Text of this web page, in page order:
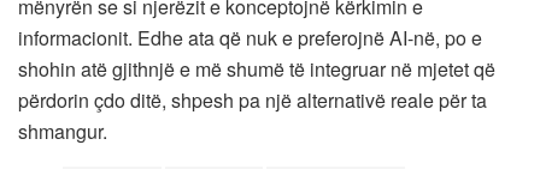
mënyrën se si njerëzit e konceptojnë kërkimin e
informacionit. Edhe ata që nuk e preferojnë AI-në, po e
shohin atë gjithnjë e më shumë të integruar në mjetet që
përdorin çdo ditë, shpesh pa një alternativë reale për ta
shmangur.